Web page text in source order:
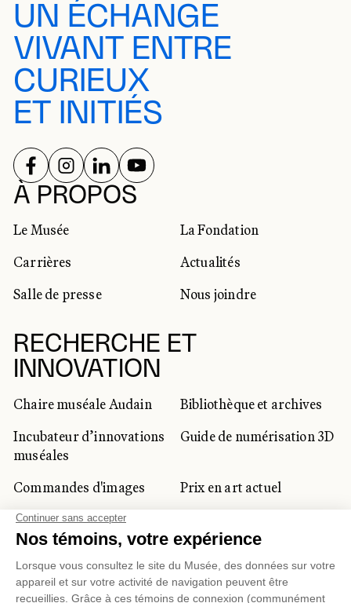
UN ÉCHANGE
VIVANT ENTRE
CURIEUX
ET INITIÉS
À PROPOS
Le Musée
La Fondation
Carrières
Actualités
Salle de presse
Nous joindre
RECHERCHE ET
INNOVATION
Chaire muséale Audain
Bibliothèque et archives
Incubateur d’innovations
muséales
Guide de numérisation 3D
Commandes d'images
Prix en art actuel
Prix Lynne-Cohen
CLIENTÈLE CORPORATIVE
ET PRIVÉE
RÉSEAUX SOCIAUX
SUIVEZ-NOUS SUR
SUIVEZ-NOUS SUR
SUIVEZ-NOUS SUR
SUIVEZ-NOUS SUR